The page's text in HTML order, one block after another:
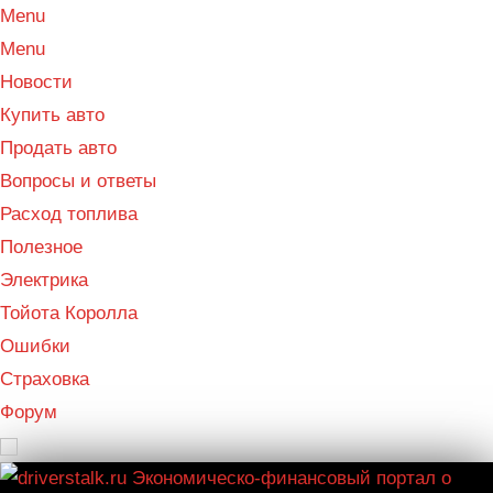
Menu
Menu
Новости
Купить авто
Продать авто
Вопросы и ответы
Расход топлива
Полезное
Электрика
Тойота Королла
Ошибки
Страховка
Форум